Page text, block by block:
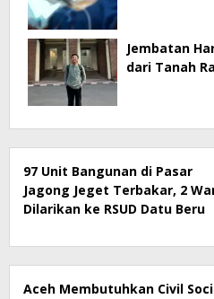
Jembatan
dari Tanah
97 Unit Bangunan di Pasar
Jagong Jeget Terbakar, 2
Dilarikan ke RSUD Datu Beru
Aceh Membutuhkan Civil